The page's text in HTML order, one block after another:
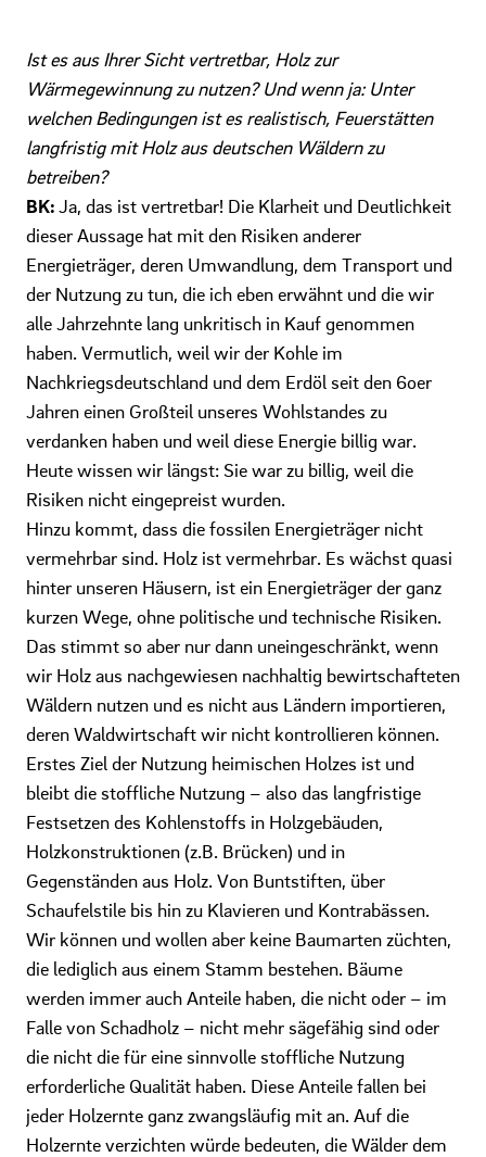
Ist es aus Ihrer Sicht vertretbar, Holz zur
Wärmegewinnung zu nutzen? Und wenn ja: Unter
welchen Bedingungen ist es realistisch, Feuerstätten
langfristig mit Holz aus deutschen Wäldern zu
betreiben?
BK:Ja, das ist vertretbar! Die Klarheit und Deutlichkeit
dieser Aussage hat mit den Risiken anderer
Energieträger, deren Umwandlung, dem Transport und
der Nutzung zu tun, die ich eben erwähnt und die wir
alle Jahrzehnte lang unkritisch in Kauf genommen
haben. Vermutlich, weil wir der Kohle im
Nachkriegsdeutschland und dem Erdöl seit den 6oer
Jahren einen Großteil unseres Wohlstandes zu
verdanken haben und weil diese Energie billig war.
Heute wissen wir längst: Sie war zu billig, weil die
Risiken nicht eingepreist wurden.
Hinzu kommt, dass die fossilen Energieträger nicht
vermehrbar sind. Holz ist vermehrbar. Es wächst quasi
hinter unseren Häusern, ist ein Energieträger der ganz
kurzen Wege, ohne politische und technische Risiken.
Das stimmt so aber nur dann uneingeschränkt, wenn
wir Holz aus nachgewiesen nachhaltig bewirtschafteten
Wäldern nutzen und es nicht aus Ländern importieren,
deren Waldwirtschaft wir nicht kontrollieren können.
Erstes Ziel der Nutzung heimischen Holzes ist und
bleibt die stoffliche Nutzung – also das langfristige
Festsetzen des Kohlenstoffs in Holzgebäuden,
Holzkonstruktionen (z.B. Brücken) und in
Gegenständen aus Holz. Von Buntstiften, über
Schaufelstile bis hin zu Klavieren und Kontrabässen.
Wir können und wollen aber keine Baumarten züchten,
die lediglich aus einem Stamm bestehen. Bäume
werden immer auch Anteile haben, die nicht oder – im
Falle von Schadholz – nicht mehr sägefähig sind oder
die nicht die für eine sinnvolle stoffliche Nutzung
erforderliche Qualität haben. Diese Anteile fallen bei
jeder Holzernte ganz zwangsläufig mit an. Auf die
Holzernte verzichten würde bedeuten, die Wälder dem